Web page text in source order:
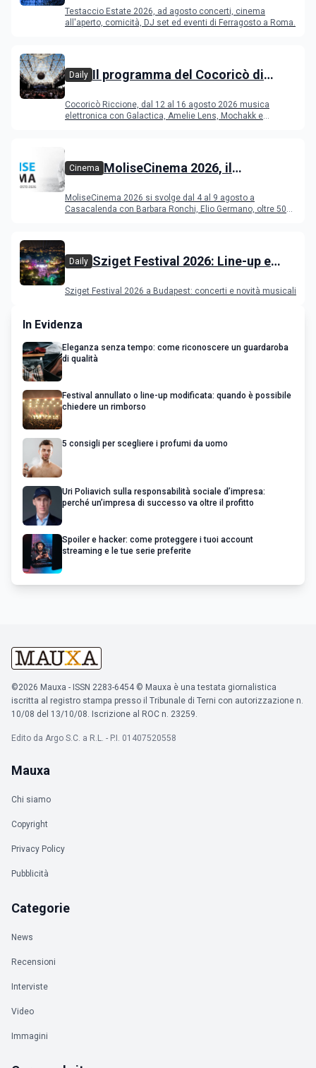
Ferragosto
Testaccio Estate 2026, ad agosto concerti, cinema
all'aperto, comicità, DJ set ed eventi di Ferragosto a Roma.
Daily Il programma del Cocoricò di
Cocoricò Riccione, dal 12 al 16 agosto 2026 musica
elettronica con Galactica, Amelie Lens, Mochakk e
Cinema MoliseCinema 2026, il
MoliseCinema 2026 si svolge dal 4 al 9 agosto a
Casacalenda con Barbara Ronchi, Elio Germano, oltre 50
Daily Sziget Festival 2026: Line-up e
Sziget Festival 2026 a Budapest: concerti e novità musicali
In Evidenza
Eleganza senza tempo: come riconoscere un guardaroba
di qualità
Festival annullato o line-up modificata: quando è possibile
chiedere un rimborso
5 consigli per scegliere i profumi da uomo
Uri Poliavich sulla responsabilità sociale d’impresa:
perché un’impresa di successo va oltre il profitto
Spoiler e hacker: come proteggere i tuoi account
streaming e le tue serie preferite
©2026 Mauxa - ISSN 2283-6454 © Mauxa è una testata giornalistica
iscritta al registro stampa presso il Tribunale di Terni con autorizzazione n.
10/08 del 13/10/08. Iscrizione al ROC n. 23259.
Edito da Argo S.C. a R.L. - P.I. 01407520558
Mauxa
Chi siamo
Copyright
Privacy Policy
Pubblicità
Categorie
News
Recensioni
Interviste
Video
Immagini